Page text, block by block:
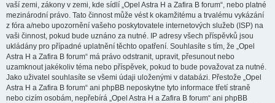
vaší zemi, zákony v zemi, kde sídlí „Opel Astra H a Zafira B forum“, nebo platné
mezinárodní právo. Tato činnost může vést k okamžitému a trvalému vykázání
z fóra a/nebo upozornění vašeho poskytovatele internetových služeb (ISP) na
vaši činnost, pokud bude uznáno za nutné. IP adresy všech příspěvků jsou
ukládány pro případné uplatnění těchto opatření. Souhlasíte s tím, že „Opel
Astra H a Zafira B forum“ má právo odstranit, upravit, přesunout nebo
uzamknout jakékoliv téma nebo příspěvek, pokud to bude považovat za nutné.
Jako uživatel souhlasíte se všemi údaji uloženými v databázi. Přestože „Opel
Astra H a Zafira B forum“ ani phpBB neposkytne tyto informace třetí straně
nebo cizím osobám, nepřebírá „Opel Astra H a Zafira B forum“ ani phpBB